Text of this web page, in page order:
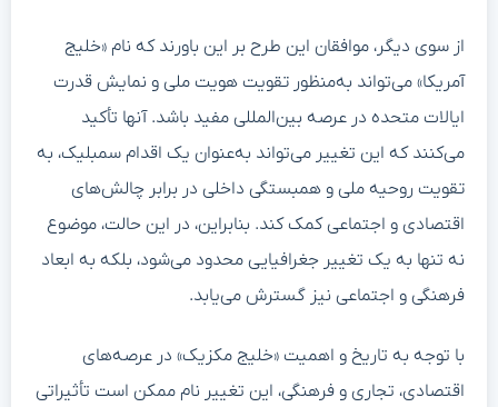
از سوی دیگر، موافقان این طرح بر این باورند که نام «خلیج
آمریکا» می‌تواند به‌منظور تقویت هویت ملی و نمایش قدرت
ایالات متحده در عرصه بین‌المللی مفید باشد. آنها تأکید
می‌کنند که این تغییر می‌تواند به‌عنوان یک اقدام سمبلیک، به
تقویت روحیه ملی و همبستگی داخلی در برابر چالش‌های
اقتصادی و اجتماعی کمک کند. بنابراین، در این حالت، موضوع
نه تنها به یک تغییر جغرافیایی محدود می‌شود، بلکه به ابعاد
فرهنگی و اجتماعی نیز گسترش می‌یابد.
با توجه به تاریخ و اهمیت «خلیج مکزیک» در عرصه‌های
اقتصادی، تجاری و فرهنگی، این تغییر نام ممکن است تأثیراتی